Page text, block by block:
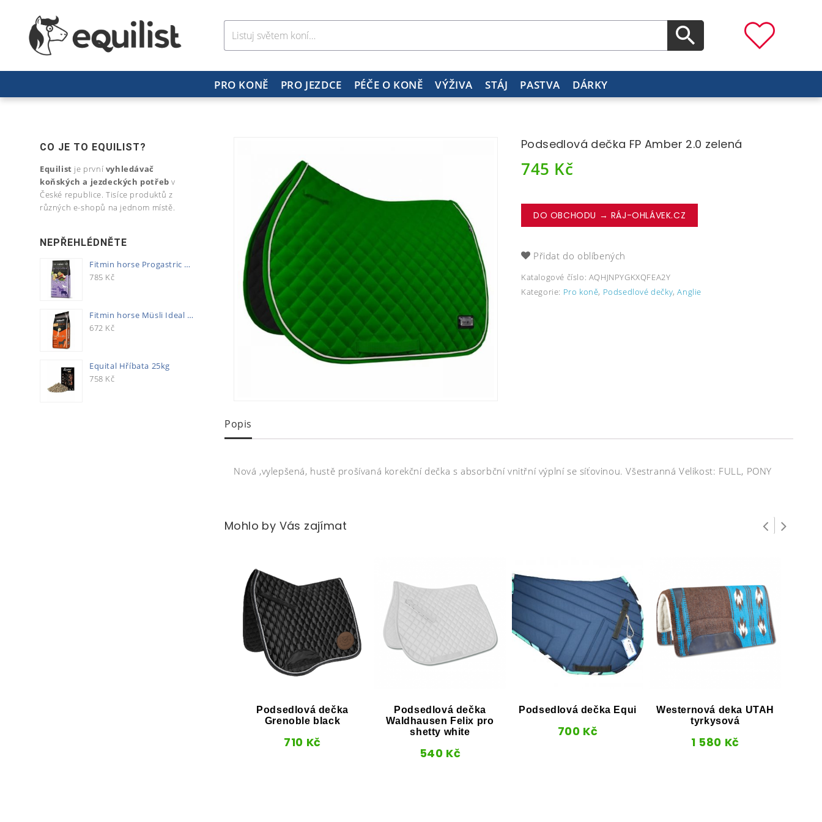
PRO KONĚ PRO JEZDCE PÉČE O KONĚ VÝŽIVA STÁJ PASTVA DÁRKY
Podsedlová dečka FP Amber 2.0 zelená
745 Kč
DO OBCHODU → RÁJ-OHLÁVEK.CZ
Přidat do oblíbených
Katalogové číslo: AQHJNPYGKXQFEA2Y
Kategorie: Pro koně, Podsedlové dečky,Anglie
Popis
Nová ,vylepšená, hustě prošívaná korekční dečka s absorbční vnitřní výplní se síťovinou. Všestranná Velikost: FULL, PONY
Mohlo by Vás zajímat
Podsedlová dečka
Grenoble black
710 Kč
Podsedlová dečka
Waldhausen Felix pro
shetty white
540 Kč
Podsedlová dečka Equi
700 Kč
Westernová deka UTAH
tyrkysová
1 580 Kč
CO JE TO EQUILIST?
Equilist je první vyhledávač
koňských a jezdeckých potřeb v
České republice. Tisíce produktů z
různých e-shopů na jednom místě.
NEPŘEHLÉDNĚTE
Fitmin horse Progastric 20kg
785 Kč
Fitmin horse Müsli Ideal 20kg
672 Kč
Equital Hříbata 25kg
758 Kč